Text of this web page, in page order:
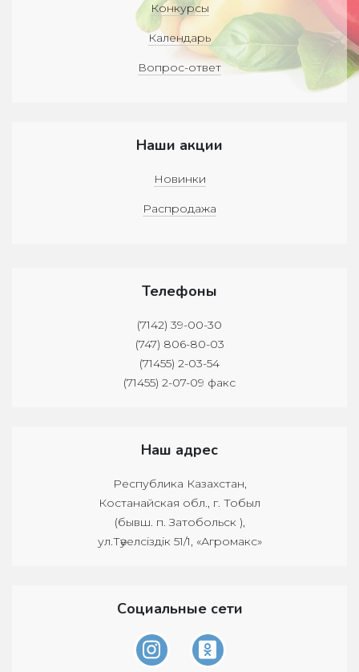
Конкурсы
Календарь
Вопрос-ответ
Наши акции
Новинки
Распродажа
Телефоны
(7142) 39-00-30
(747) 806-80-03
(71455) 2-03-54
(71455) 2-07-09 факс
Наш адрес
Республика Казахстан,
Костанайская обл., г. Тобыл
(бывш. п. Затобольск ),
ул.Тәуелсіздік 51/1, «Агромакс»
Социальные сети